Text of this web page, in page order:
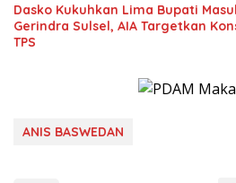
Dasko Kukuhkan Lima Bupati
Gerindra Sulsel, AIA Targetkan
TPS
ANIS BASWEDAN